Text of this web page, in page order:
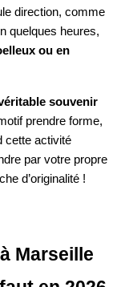
direction, comme
quelques heures,
ou en
souvenir
prendre forme,
cette activité
par votre propre
d’originalité !
Marseille